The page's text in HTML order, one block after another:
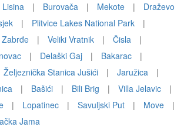
Lisina | Burovača | Mekote |
Draževo
| Plitvice Lakes National Park
|
Zabrđe | Veliki Vratnik | Čisla
|
| Delaški Gaj | Bakarac
|
Željeznička Stanica Jušići | Jaružica
|
| Bašići | Bili Brig | Villa Jelavic
|
| Lopatinec | Savuljski Put | Move
|
Jama